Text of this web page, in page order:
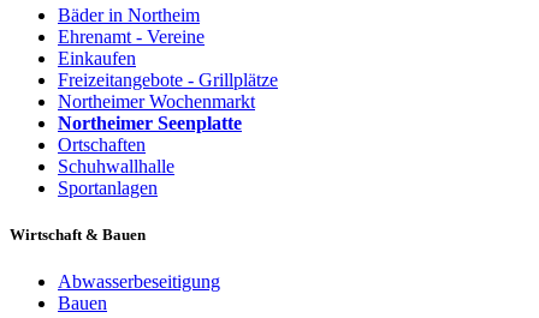
Bäder in Northeim
Ehrenamt - Vereine
Einkaufen
Freizeitangebote - Grillplätze
Northeimer Wochenmarkt
Northeimer Seenplatte
Ortschaften
Schuhwallhalle
Sportanlagen
Wirtschaft & Bauen
Abwasserbeseitigung
Bauen